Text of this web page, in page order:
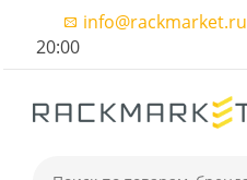
info@rackmarket.ru
20:00